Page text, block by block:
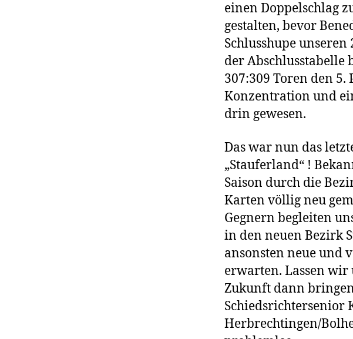
einen Doppelschlag
gestalten, bevor
Schlusshupe
der Abschlusstabelle
307:309 Toren den 5.
Konzentration und
drin gewesen.
Das war nun das
„Stauferland“ !
Saison durch die
Karten völlig neu
Gegnern begleiten
in den neuen Bezirk
ansonsten neue und
erwarten. Lassen wir
Zukunft dann
Schiedsrichtersenior
Herbrechtingen/